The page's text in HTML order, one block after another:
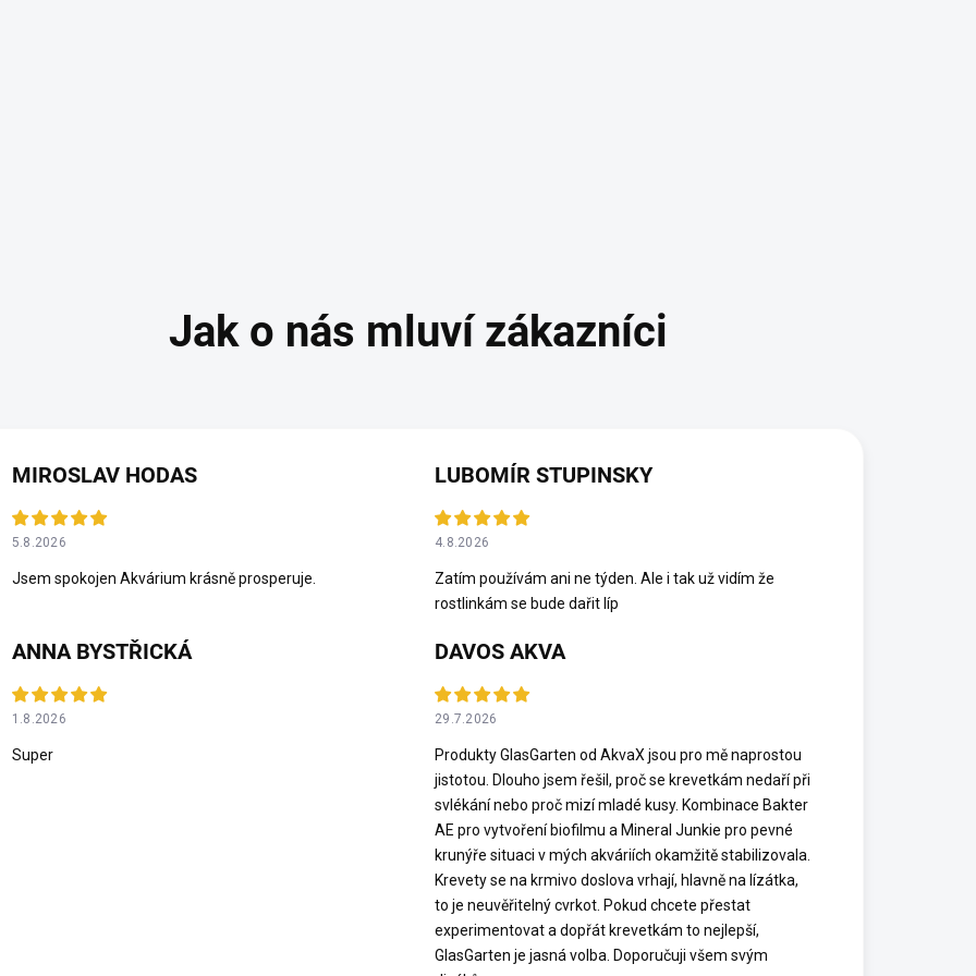
MIROSLAV HODAS
5.8.2026
Jsem spokojen Akvárium krásně prosperuje.
LUBOMÍR STUPINSKY
4.8.2026
Zatím používám ani ne týden. Ale i tak už vidím že
rostlinkám se bude dařit líp
ANNA BYSTŘICKÁ
1.8.2026
Super
DAVOS AKVA
29.7.2026
Produkty GlasGarten od AkvaX jsou pro mě naprostou
jistotou. Dlouho jsem řešil, proč se krevetkám nedaří při
svlékání nebo proč mizí mladé kusy. Kombinace Bakter
AE pro vytvoření biofilmu a Mineral Junkie pro pevné
krunýře situaci v mých akváriích okamžitě stabilizovala.
Krevety se na krmivo doslova vrhají, hlavně na lízátka,
to je neuvěřitelný cvrkot. Pokud chcete přestat
experimentovat a dopřát krevetkám to nejlepší,
GlasGarten je jasná volba. Doporučuji všem svým